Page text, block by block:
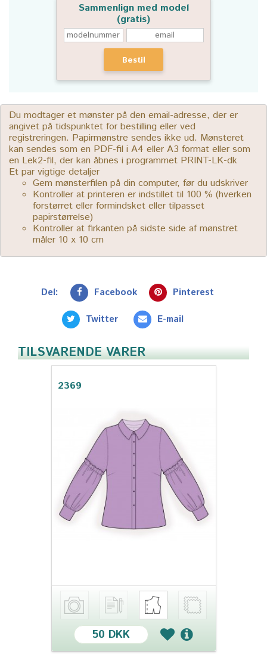
Sammenlign med model
(gratis)
Bestil
Du modtager et mønster på den email-adresse, der er
angivet på tidspunktet for bestilling eller ved
registreringen. Papirmønstre sendes ikke ud. Mønsteret
kan sendes som en PDF-fil i A4 eller A3 format eller som
en Lek2-fil, der kan åbnes i programmet PRINT-LK-dk
Et par vigtige detaljer
Gem mønsterfilen på din computer, før du udskriver
Kontroller at printeren er indstillet til 100 % (hverken
forstørret eller formindsket eller tilpasset
papirstørrelse)
Kontroller at firkanten på sidste side af mønstret
måler 10 x 10 cm
Del: Facebook Pinterest
Twitter E-mail
TILSVARENDE VARER
2369
50 DKK